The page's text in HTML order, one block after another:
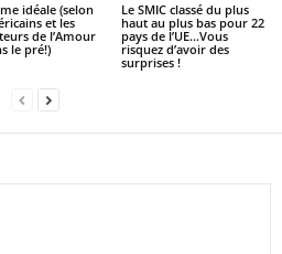
idéale (selon
et les
de l’Amour
le pré!)
Le SMIC classé du plus
haut au plus bas pour 22
pays de l’UE…Vous
risquez d’avoir des
surprises !